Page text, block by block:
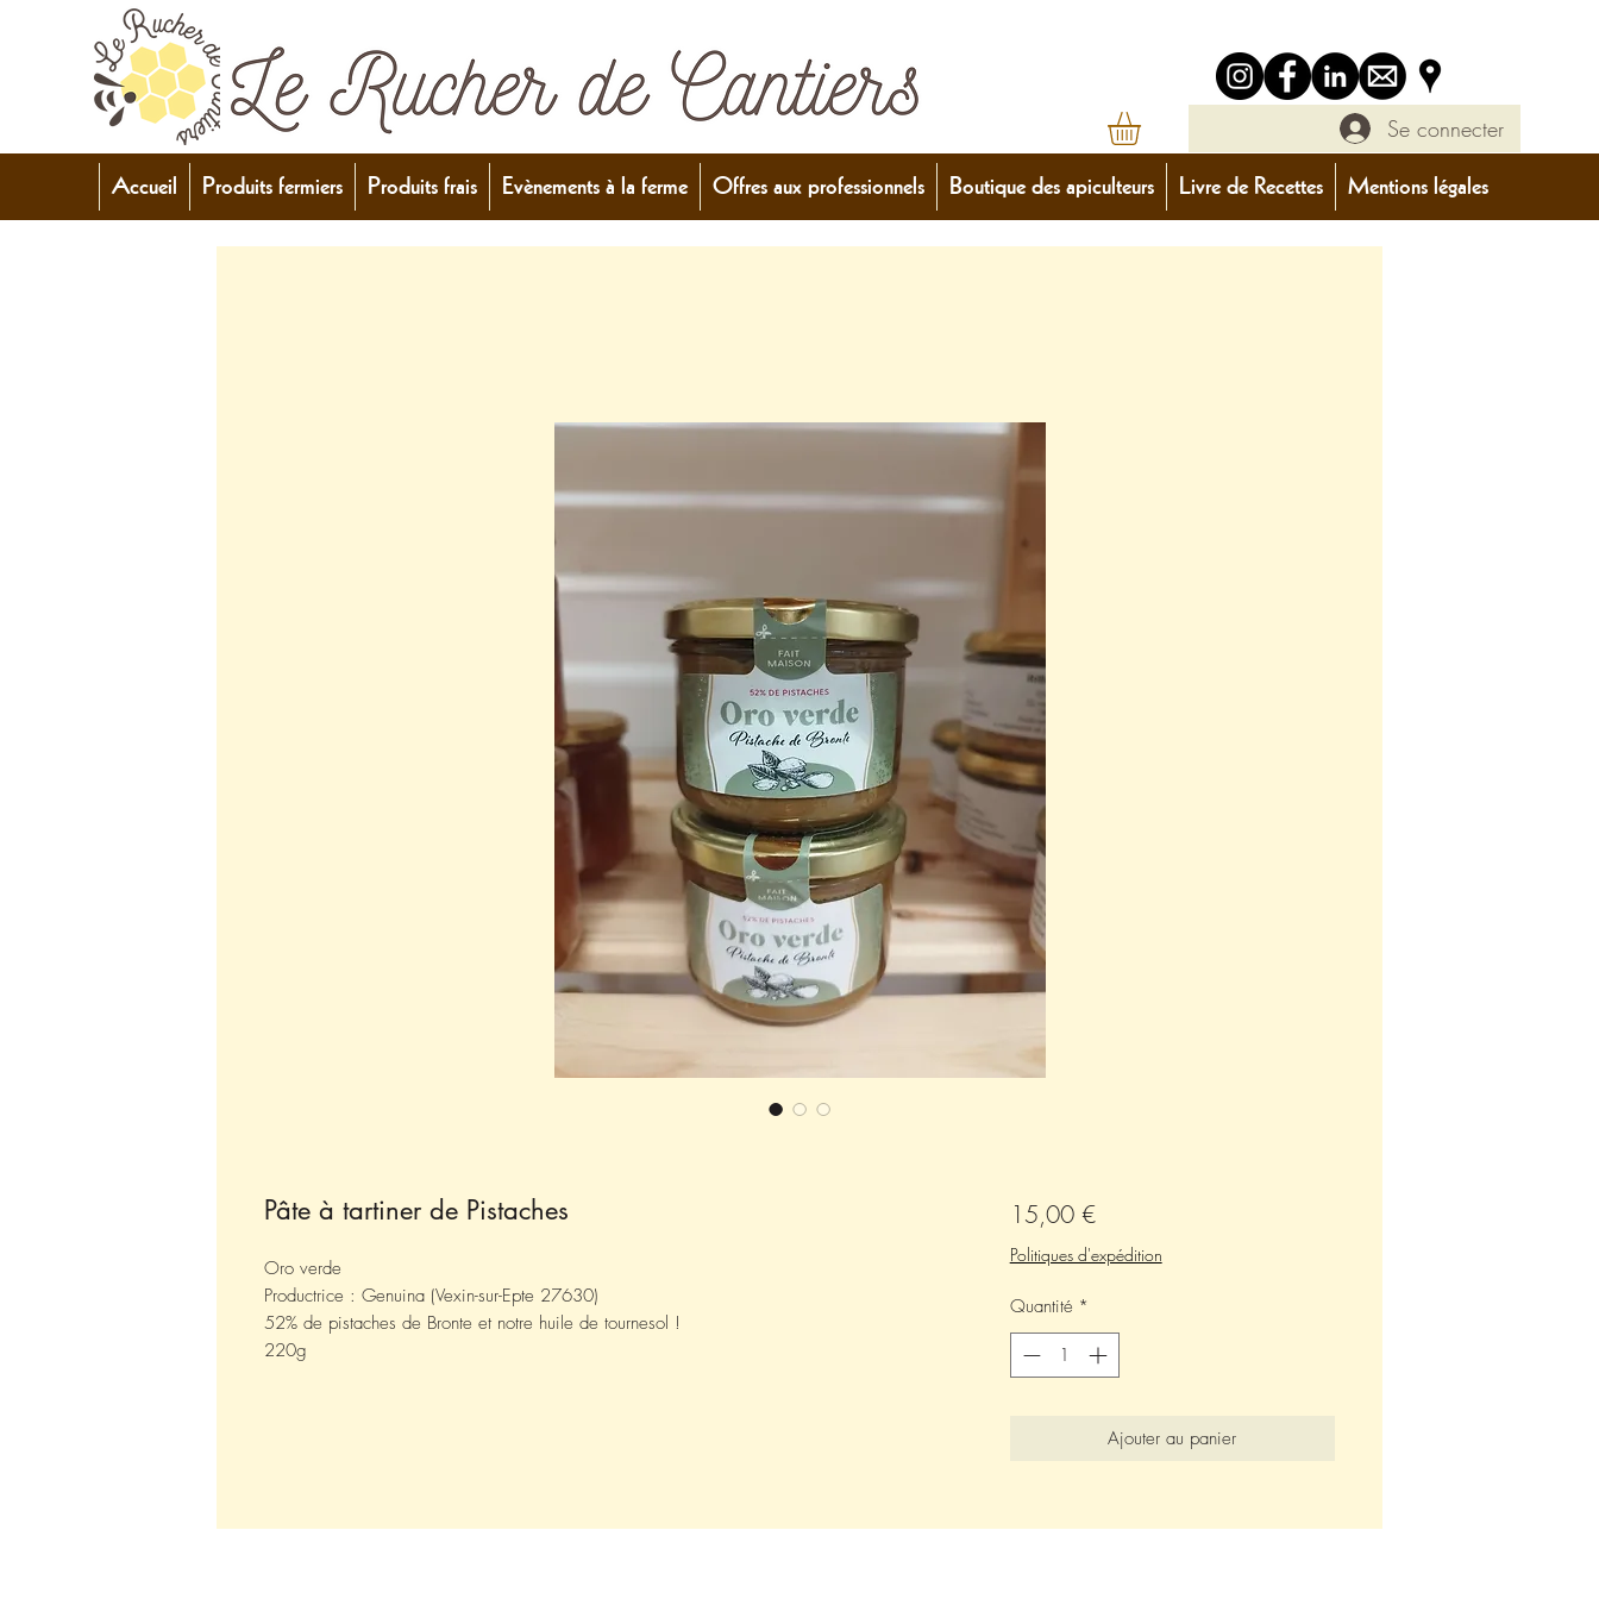
Se connecter
Accueil Produits fermiers Produits frais Evènements à la ferme Offres aux professionnels Boutique des apiculteurs Livre de Recettes Mentions légales
Pâte à tartiner de Pistaches
Oro verde
Productrice : Genuina (Vexin-sur-Epte 27630)
52% de pistaches de Bronte et notre huile de tournesol !
220g
15,00 €Prix
Politiques d'expédition
Quantité *
Ajouter au panier